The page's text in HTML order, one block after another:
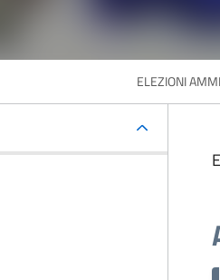
ELEZIONI